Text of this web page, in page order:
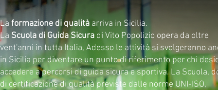
La formazione di qualità arriva in Sicilia.
La Scuola di Guida Sicura di Vito Popolizio opera da oltre
vent'anni in tutta Italia, Adesso le attività si svolgeranno
in Sicilia per diventare un punto di riferimento per chi
accedere a percorsi di guida sicura e sportiva. La Scuola,
di certificazione di qualità previste dalle norme UNI-ISO,